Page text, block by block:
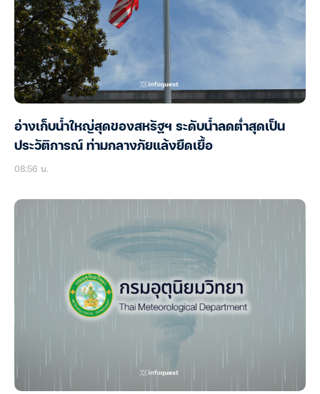
อ่างเก็บน้ำใหญ่สุดของสหรัฐฯ ระดับน้ำลดต่ำสุดเป็น
ประวัติการณ์ ท่ามกลางภัยแล้งยืดเยื้อ
08:56 น.